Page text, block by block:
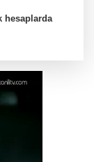
hesaplarda
dakikaya